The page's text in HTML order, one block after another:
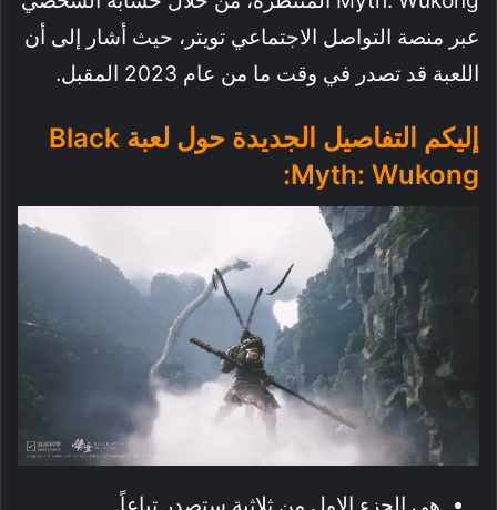
عبر منصة التواصل الاجتماعي تويتر، حيث أشار إلى أن
اللعبة قد تصدر في وقت ما من عام 2023 المقبل.
إليكم التفاصيل الجديدة حول لعبة Black
Myth: Wukong:
هى الجزء الاول من ثلاثية ستصدر تباعاً.